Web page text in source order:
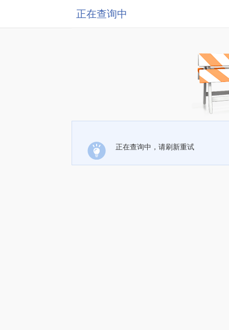
正在查询中
正在查询中，请刷新重试